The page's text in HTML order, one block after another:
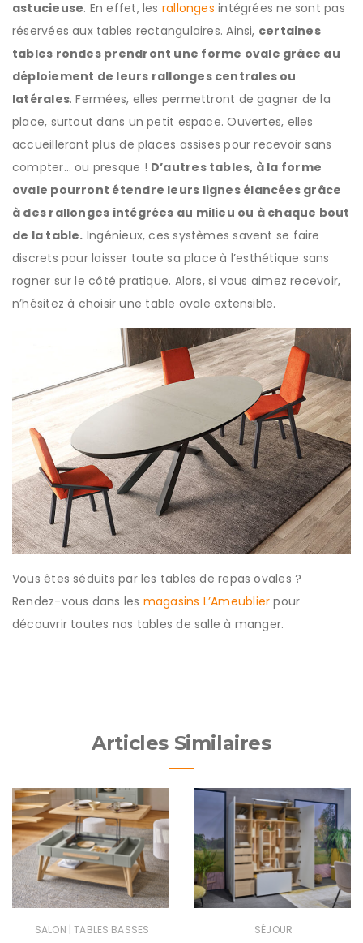
astucieuse. En effet, les rallonges intégrées ne sont pas
réservées aux tables rectangulaires. Ainsi, certaines
tables rondes prendront une forme ovale grâce au
déploiement de leurs rallonges centrales ou
latérales. Fermées, elles permettront de gagner de la
place, surtout dans un petit espace. Ouvertes, elles
accueilleront plus de places assises pour recevoir sans
compter… ou presque ! D’autres tables, à la forme
ovale pourront étendre leurs lignes élancées grâce
à des rallonges intégrées au milieu ou à chaque bout
de la table. Ingénieux, ces systèmes savent se faire
discrets pour laisser toute sa place à l’esthétique sans
rogner sur le côté pratique. Alors, si vous aimez recevoir,
n’hésitez à choisir une table ovale extensible.
Vous êtes séduits par les tables de repas ovales ?
Rendez-vous dans les magasins L’Ameublier pour
découvrir toutes nos tables de salle à manger.
Articles Similaires
SALON | TABLES BASSES SÉJOUR